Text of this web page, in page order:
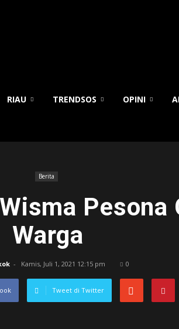
RIAU TRENDSOS OPINI
Berita
Pesona
Warga
- Kamis, Juli 1, 2021 12:15 pm 0
Tweet di Twitter